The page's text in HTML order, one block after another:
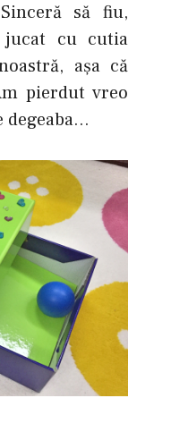
să fiu,
jucat cu cutia
aşa că
pierdut vreo
degeaba…